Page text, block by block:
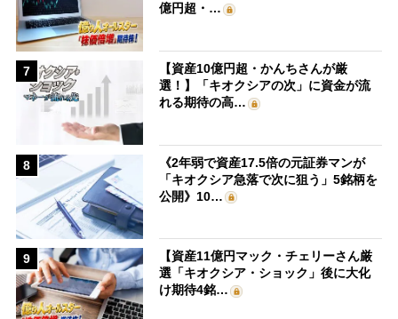
億円超・…
7
【資産10億円超・かんちさんが厳
選！】「キオクシアの次」に資金が流
れる期待の高…
8
《2年弱で資産17.5倍の元証券マンが
「キオクシア急落で次に狙う」5銘柄を
公開》10…
9
【資産11億円マック・チェリーさん厳
選「キオクシア・ショック」後に大化
け期待4銘…